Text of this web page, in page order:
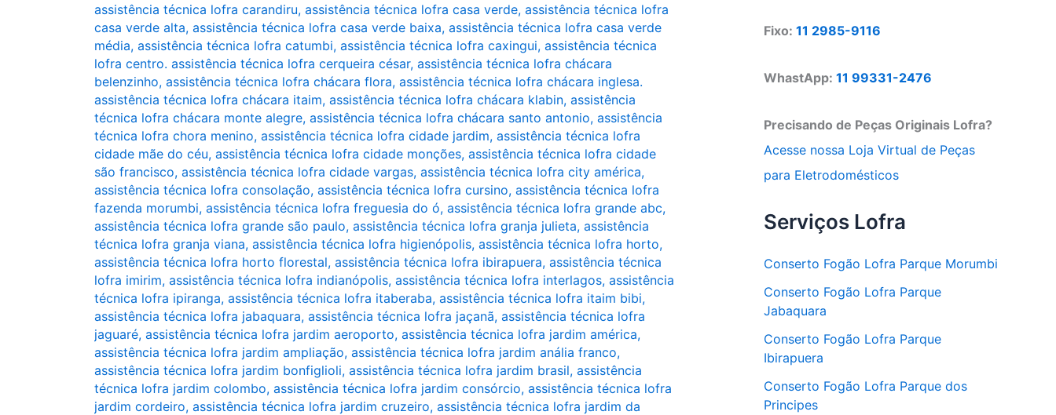
assistência técnica lofra carandiru, assistência técnica lofra casa verde, assistência técnica lofra
casa verde alta, assistência técnica lofra casa verde baixa, assistência técnica lofra casa verde
média, assistência técnica lofra catumbi, assistência técnica lofra caxingui, assistência técnica
lofra centro. assistência técnica lofra cerqueira césar, assistência técnica lofra chácara
belenzinho, assistência técnica lofra chácara flora, assistência técnica lofra chácara inglesa.
assistência técnica lofra chácara itaim, assistência técnica lofra chácara klabin, assistência
técnica lofra chácara monte alegre, assistência técnica lofra chácara santo antonio, assistência
técnica lofra chora menino, assistência técnica lofra cidade jardim, assistência técnica lofra
cidade mãe do céu, assistência técnica lofra cidade monções, assistência técnica lofra cidade
são francisco, assistência técnica lofra cidade vargas, assistência técnica lofra city américa,
assistência técnica lofra consolação, assistência técnica lofra cursino, assistência técnica lofra
fazenda morumbi, assistência técnica lofra freguesia do ó, assistência técnica lofra grande abc,
assistência técnica lofra grande são paulo, assistência técnica lofra granja julieta, assistência
técnica lofra granja viana, assistência técnica lofra higienópolis, assistência técnica lofra horto,
assistência técnica lofra horto florestal, assistência técnica lofra ibirapuera, assistência técnica
lofra imirim, assistência técnica lofra indianópolis, assistência técnica lofra interlagos, assistência
técnica lofra ipiranga, assistência técnica lofra itaberaba, assistência técnica lofra itaim bibi,
assistência técnica lofra jabaquara, assistência técnica lofra jaçanã, assistência técnica lofra
jaguaré, assistência técnica lofra jardim aeroporto, assistência técnica lofra jardim américa,
assistência técnica lofra jardim ampliação, assistência técnica lofra jardim anália franco,
assistência técnica lofra jardim bonfiglioli, assistência técnica lofra jardim brasil, assistência
técnica lofra jardim colombo, assistência técnica lofra jardim consórcio, assistência técnica lofra
jardim cordeiro, assistência técnica lofra jardim cruzeiro, assistência técnica lofra jardim da
Fixo: 11 2985-9116
WhastApp: 11 99331-2476
Precisando de Peças Originais Lofra?
Acesse nossa Loja Virtual de Peças
para Eletrodomésticos
Serviços Lofra
Conserto Fogão Lofra Parque Morumbi
Conserto Fogão Lofra Parque
Jabaquara
Conserto Fogão Lofra Parque
Ibirapuera
Conserto Fogão Lofra Parque dos
Principes